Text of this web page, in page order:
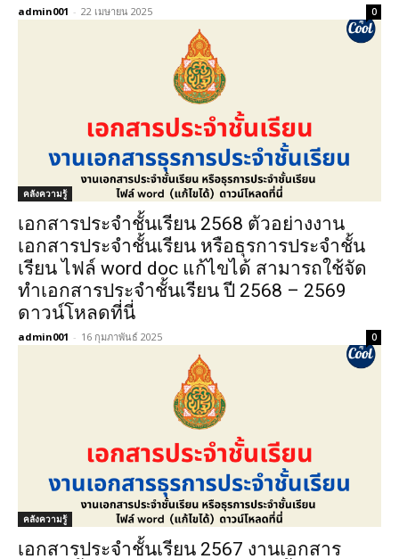
admin001 - 22 เมษายน 2025 0
คลังความรู้
เอกสารประจำชั้นเรียน 2568 ตัวอย่างงาน
เอกสารประจำชั้นเรียน หรือธุรการประจำชั้น
เรียน ไฟล์ word doc แก้ไขได้ สามารถใช้จัด
ทำเอกสารประจำชั้นเรียน ปี 2568 – 2569
ดาวน์โหลดที่นี่
admin001 - 16 กุมภาพันธ์ 2025 0
คลังความรู้
เอกสารประจำชั้นเรียน 2567 งานเอกสาร